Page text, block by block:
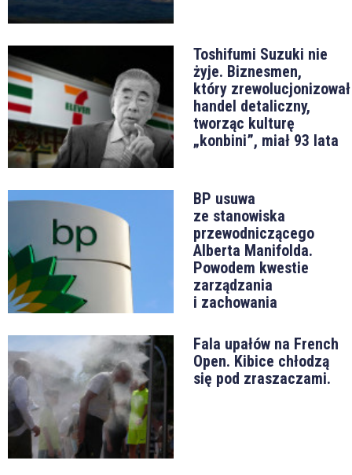
Toshifumi Suzuki nie
żyje. Biznesmen,
który zrewolucjonizował
handel detaliczny,
tworząc kulturę
„konbini”, miał 93 lata
BP usuwa
ze stanowiska
przewodniczącego
Alberta Manifolda.
Powodem kwestie
zarządzania
i zachowania
Fala upałów na French
Open. Kibice chłodzą
się pod zraszaczami.